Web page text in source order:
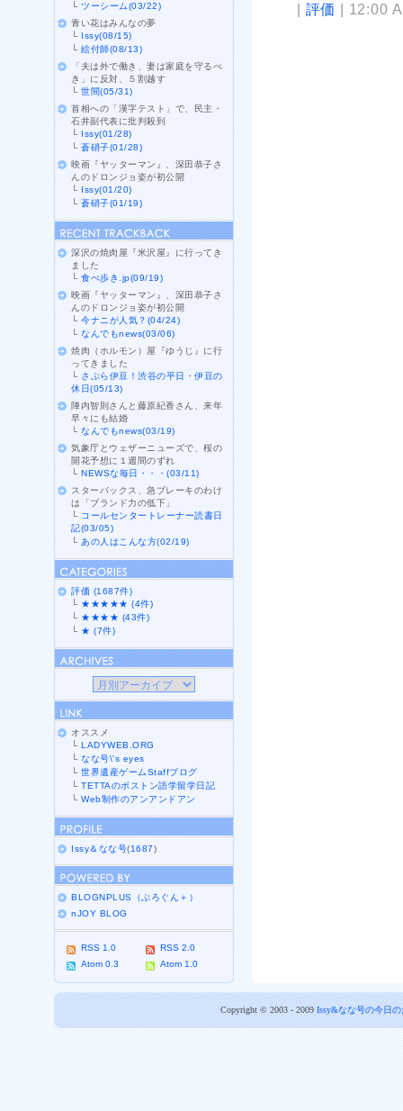
| 評価 | 12:00
└ツーシーム(03/22)
青い花はみんなの夢
└ Issy(08/15)
└絵付師(08/13)
「夫は外で働き、妻は家庭を守るべ
き」に反対、５割越す
└世間(05/31)
首相への「漢字テスト」で、民主・
石井副代表に批判殺到
└ Issy(01/28)
└蒼硝子(01/28)
映画『ヤッターマン』、深田恭子さ
んのドロンジョ姿が初公開
└ Issy(01/20)
└蒼硝子(01/19)
深沢の焼肉屋『米沢屋』に行ってき
ました
└食べ歩き.jp(09/19)
映画『ヤッターマン』、深田恭子さ
んのドロンジョ姿が初公開
└今ナニが人気？(04/24)
└なんでもnews(03/06)
焼肉（ホルモン）屋『ゆうじ』に行
ってきました
└ さぷら伊豆！渋谷の平日・伊豆の
休日(05/13)
陣内智則さんと藤原紀香さん、来年
早々にも結婚
└なんでもnews(03/19)
気象庁とウェザーニューズで、桜の
開花予想に１週間のずれ
└NEWSな毎日・・・(03/11)
スターバックス、急ブレーキのわけ
は「ブランド力の低下」
└ コールセンタートレーナー読書日
記(03/05)
└ あの人はこんな方(02/19)
評価 (1687件)
└ ★★★★★ (4件)
└ ★★★★ (43件)
└ ★ (7件)
オススメ
└LADYWEB.ORG
└なな号\'s eyes
└世界遺産ゲームStaffブログ
└TETTAのボストン語学留学日記
└Web制作のアンアンドアン
Issy＆なな号(1687)
BLOGNPLUS（ぶろぐん＋）
nJOY BLOG
RSS 1.0
RSS 2.0
Atom 0.3
Atom 1.0
Copyright © 2003 - 2009 Issy&なな号の今日